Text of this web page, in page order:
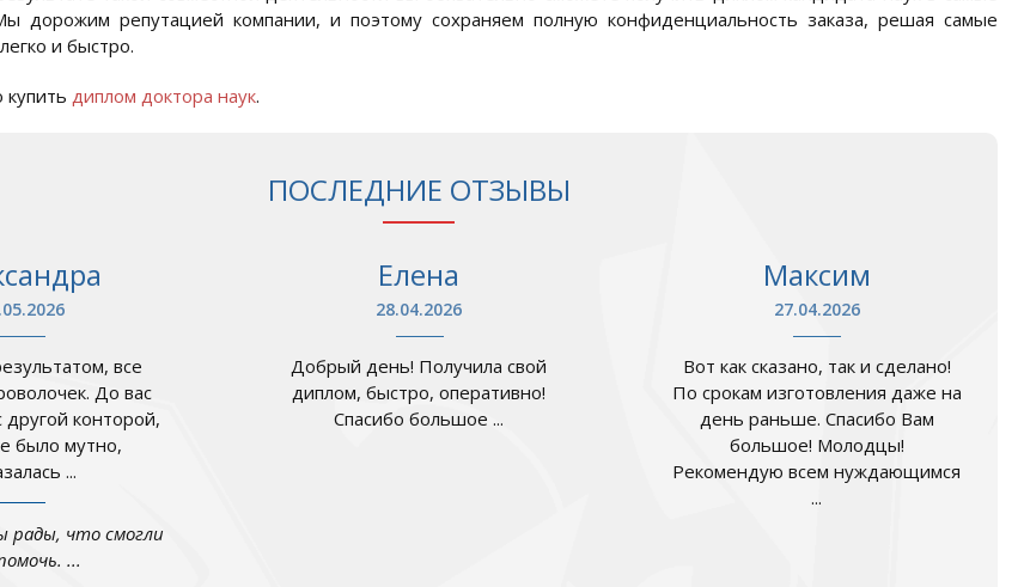
дорожим репутацией компании, и поэтому сохраняем полную конфиденциальность заказа, решая самые
и быстро.
диплом доктора наук.
ПОСЛЕДНИЕ ОТЗЫВЫ
все
До вас
другой конторой,
было мутно,
...
рады, что смогли
...
Елена
28.04.2026
Добрый день! Получила свой
диплом, быстро, оперативно!
Спасибо большое ...
Максим
27.04.2026
Вот как сказано, так и сделано!
По срокам изготовления даже на
день раньше. Спасибо Вам
большое! Молодцы!
Рекомендую всем нуждающимся
...